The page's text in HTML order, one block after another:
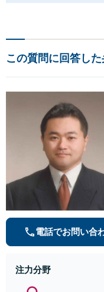
この質問に回答し
電話でお問い合
注力分野